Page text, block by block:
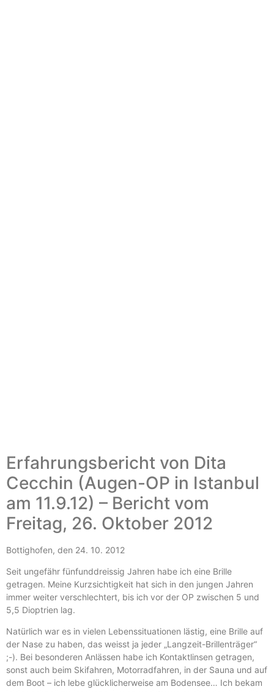
Erfahrungsbericht von Dita
Cecchin (Augen-OP in Istanbul
am 11.9.12) – Bericht vom
Freitag, 26. Oktober 2012
Bottighofen, den 24. 10. 2012
Seit ungefähr fünfunddreissig Jahren habe ich eine Brille
getragen. Meine Kurzsichtigkeit hat sich in den jungen Jahren
immer weiter verschlechtert, bis ich vor der OP zwischen 5 und
5,5 Dioptrien lag.
Natürlich war es in vielen Lebenssituationen lästig, eine Brille auf
der Nase zu haben, das weisst ja jeder „Langzeit-Brillenträger“
;-). Bei besonderen Anlässen habe ich Kontaktlinsen getragen,
sonst auch beim Skifahren, Motorradfahren, in der Sauna und auf
dem Boot – ich lebe glücklicherweise am Bodensee… Ich bekam